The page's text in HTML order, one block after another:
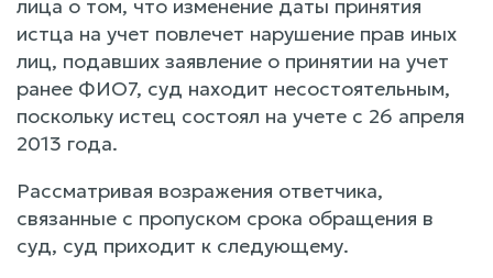
лица о том, что изменение даты принятия
истца на учет повлечет нарушение прав иных
лиц, подавших заявление о принятии на учет
ранее ФИО7, суд находит несостоятельным,
поскольку истец состоял на учете с 26 апреля
2013 года.
Рассматривая возражения ответчика,
связанные с пропуском срока обращения в
суд, суд приходит к следующему.